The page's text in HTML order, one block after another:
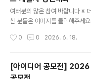
용① 소방안전 데이터 및 AI기술
개발·구현② 소방안전 데이터 및
하여 소방 정책·현장·행정 등 적
여러분의 많은 참여 바랍니다 ※
신 분들은 이미지를 클릭해주세
R) 서비스·콘텐츠 개발에 관심
야성인(지정/자유과제), 학생(지
이상의 개인(대학(원)생, 예비창
0 0 2026. 6. 18.
[아이디어 공모전] 2026